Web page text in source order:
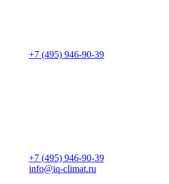
+7 (495) 946-90-39
+7 (495) 946-90-39
info@iq-climat.ru